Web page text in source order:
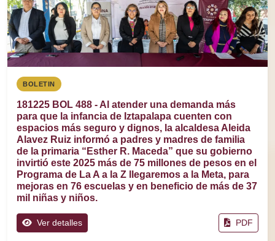
BOLETIN
181225 BOL 488 - Al atender una demanda más
para que la infancia de Iztapalapa cuenten con
espacios más seguro y dignos, la alcaldesa Aleida
Alavez Ruiz informó a padres y madres de familia
de la primaria “Esther R. Maceda” que su gobierno
invirtió este 2025 más de 75 millones de pesos en el
Programa de La A a la Z llegaremos a la Meta, para
mejoras en 76 escuelas y en beneficio de más de 37
mil niñas y niños.
Ver detalles PDF